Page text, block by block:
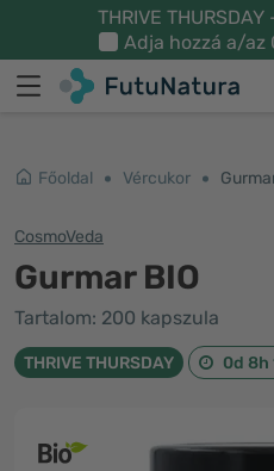
THRIVE
Adja hozzá a/az
Főoldal Vércukor
CosmoVeda
Gurmar BIO
Tartalom: 200 kapszula
THRIVE THURSDAY 0d 8h